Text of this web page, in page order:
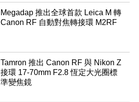
Megadap 推出全球首款 Leica M 轉
Canon RF 自動對焦轉接環 M2RF
Tamron 推出 Canon RF 與 Nikon Z
接環 17-70mm F2.8 恆定大光圈標
準變焦鏡